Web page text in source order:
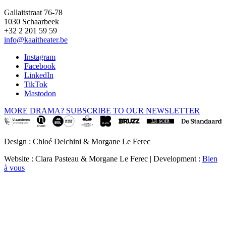
Gallaitstraat 76-78
1030 Schaarbeek
+32 2 201 59 59
info@kaaitheater.be
Instagram
Facebook
LinkedIn
TikTok
Mastodon
MORE DRAMA? SUBSCRIBE TO OUR NEWSLETTER
Design : Chloé Delchini & Morgane Le Ferec
Website : Clara Pasteau & Morgane Le Ferec | Development : Bien
à vous